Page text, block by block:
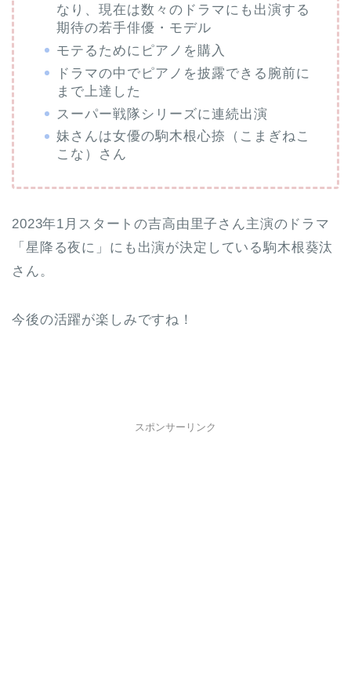
なり、現在は数々のドラマにも出演する
期待の若手俳優・モデル
モテるためにピアノを購入
ドラマの中でピアノを披露できる腕前に
まで上達した
スーパー戦隊シリーズに連続出演
妹さんは女優の駒木根心捺（こまぎねこ
こな）さん
2023年1月スタートの吉高由里子さん主演のドラマ
「星降る夜に」にも出演が決定している駒木根葵汰
さん。
今後の活躍が楽しみですね！
スポンサーリンク